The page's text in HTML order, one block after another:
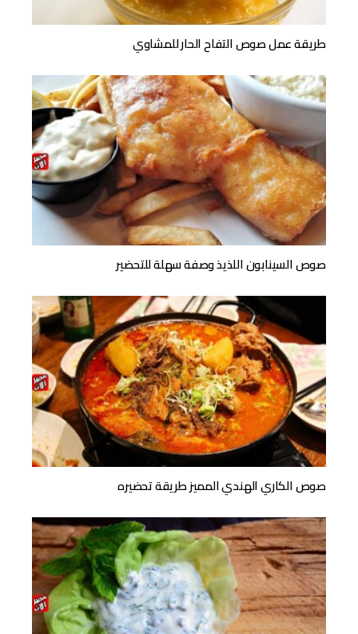
طريقة عمل صوص التفاح الحار للمشاوي
صوص السينابون اللذيذ وصفة سهلة للتحضير
صوص الكاري الهندي المميز طريقة تحضيره